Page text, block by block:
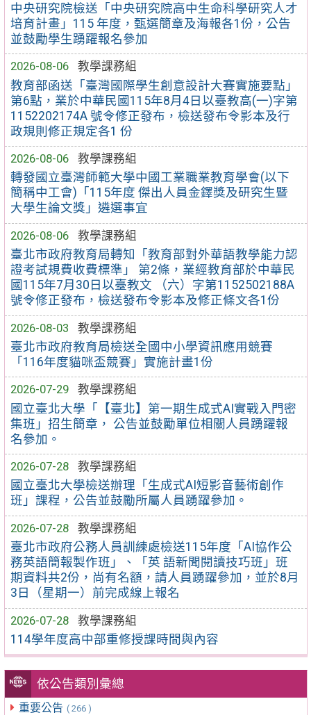
中央研究院檢送「中央研究院高中生命科學研究人才
培育計畫」115 年度，甄選簡章及海報各1份，公告
並鼓勵學生踴躍報名參加
2026-08-06
教學課務組
教育部函送「臺灣國際學生創意設計大賽實施要點」
第6點，業於中華民國115年8月4日以臺教高(一)字第
1152202174A 號令修正發布，檢送發布令影本及行
政規則修正規定各1 份
2026-08-06
教學課務組
轉發國立臺灣師範大學中國工業職業教育學會(以下
簡稱中工會)「115年度 傑出人員金鐸獎及研究生暨
大學生論文獎」遴選事宜
2026-08-06
教學課務組
臺北市政府教育局轉知「教育部對外華語教學能力認
證考試規費收費標準」 第2條，業經教育部於中華民
國115年7月30日以臺教文 （六）字第1152502188A
號令修正發布，檢送發布令影本及修正條文各1份
2026-08-03
教學課務組
臺北市政府教育局檢送全國中小學資訊應用競賽
「116年度貓咪盃競賽」實施計畫1份
2026-07-29
教學課務組
國立臺北大學「【臺北】第一期生成式AI實戰入門密
集班」招生簡章， 公告並鼓勵單位相關人員踴躍報
名參加。
2026-07-28
教學課務組
國立臺北大學檢送辦理「生成式AI短影音藝術創作
班」課程，公告並鼓勵所屬人員踴躍參加。
2026-07-28
教學課務組
臺北市政府公務人員訓練處檢送115年度「AI協作公
務英語簡報製作班」、「英 語新聞閱讀技巧班」班
期資料共2份，尚有名額，請人員踴躍參加，並於8月
3日（星期一）前完成線上報名
2026-07-28
教學課務組
114學年度高中部重修授課時間與內容
依公告類別彙總
重要公告 ( 266 )